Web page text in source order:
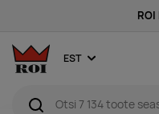
ROI
EST